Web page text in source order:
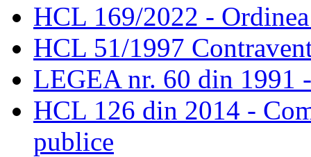
HCL 169/2022 -
HCL 51/1997
LEGEA nr. 60 din 1991
HCL 126 din 2014 -
publice